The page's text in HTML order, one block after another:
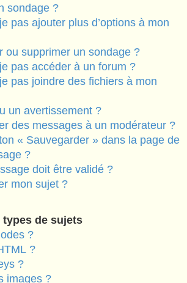
sondage ?
pas ajouter plus d’options à mon
ou supprimer un sondage ?
pas accéder à un forum ?
pas joindre des fichiers à mon
un avertissement ?
des messages à un modérateur ?
« Sauvegarder » dans la page de
?
doit être validé ?
mon sujet ?
types de sujets
?
?
?
images ?